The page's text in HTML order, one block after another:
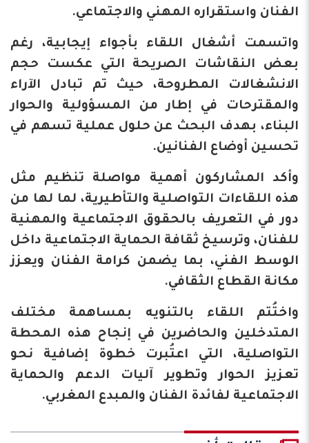
الفنان واستقراره المهني والاجتماعي.
واتسمت أشغال اللقاء بأجواء إيجابية، رغم
بعض النقاشات الصريحة التي عكست حجم
الانشغالات المطروحة، حيث تم تبادل الآراء
والمقترحات في إطار من المسؤولية والحوار
البناء، بهدف البحث عن حلول عملية تسهم في
تحسين أوضاع الفنانين.
وأكد المشاركون أهمية مواصلة تنظيم مثل
هذه اللقاءات التواصلية والتأطيرية، لما لها من
دور في التعريف بالحقوق الاجتماعية والمهنية
للفنان، وترسيخ ثقافة الحماية الاجتماعية داخل
الوسط الفني، بما يضمن كرامة الفنان ويعزز
مكانة القطاع الثقافي.
واختُتم اللقاء بالتنويه بمساهمة مختلف
المتدخلين والحاضرين في إنجاح هذه المحطة
التواصلية، التي اعتُبرت خطوة إضافية نحو
تعزيز الحوار وتطوير آليات الدعم والحماية
الاجتماعية لفائدة الفنان والمبدع المغربي.